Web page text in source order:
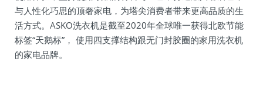
与人性化巧思的顶奢家电，为塔尖消费者带来更高品质的生
活方式。ASKO洗衣机是截至2020年全球唯一获得北欧节能
标签“天鹅标”， 使用四支撑结构跟无门封胶圈的家用洗衣机
的家电品牌。